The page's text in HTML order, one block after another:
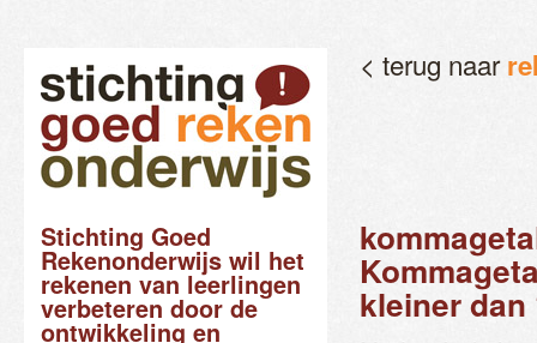
< terug naar
kleiner dan
Stichting Goed
Rekenonderwijs wil het
rekenen van leerlingen
verbeteren door de
ontwikkeling en